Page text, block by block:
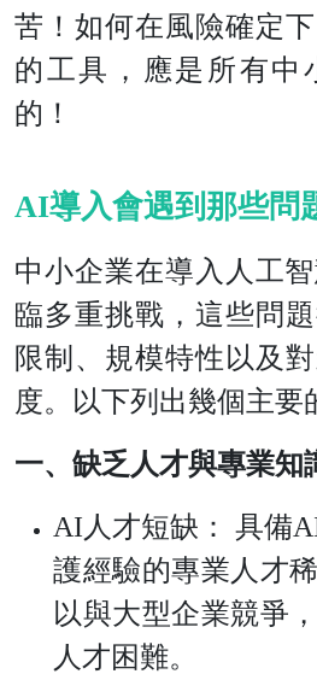
苦！如何在風險確定
的工具，應是所有中
的！
AI導入會遇到那些問
中小企業在導入人工
臨多重挑戰，這些問
限制、規模特性以及
度。以下列出幾個主要
一、缺乏人才與專業知
AI人才短缺： 具備
護經驗的專業人才
以與大型企業競爭
人才困難。